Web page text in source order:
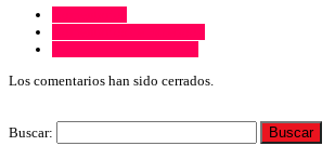
Los comentarios han sido cerrados.
Buscar: